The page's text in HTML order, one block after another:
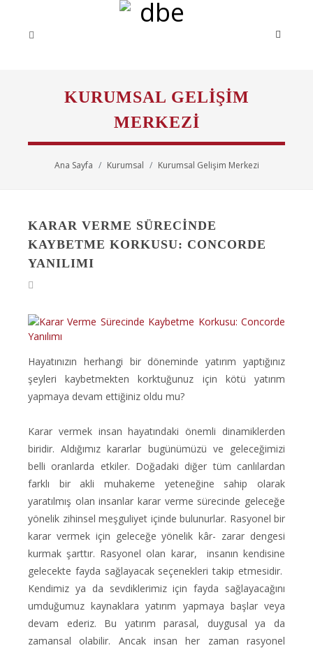
KURUMSAL GELIŞIM
MERKEZI
Ana Sayfa Kurumsal Kurumsal Gelişim Merkezi
KARAR VERME SÜRECINDE
KAYBETME KORKUSU: CONCORDE
YANILIMI
Hayatınızın herhangi bir döneminde yatırım yaptığınız
şeyleri kaybetmekten korktuğunuz için kötü yatırım
yapmaya devam ettiğiniz oldu mu?
Karar vermek insan hayatındaki önemli dinamiklerden
biridir. Aldığımız kararlar bugünümüzü ve geleceğimizi
belli oranlarda etkiler. Doğadaki diğer tüm canlılardan
farklı bir akli muhakeme yeteneğine sahip olarak
yaratılmış olan insanlar karar verme sürecinde geleceğe
yönelik zihinsel meşguliyet içinde bulunurlar. Rasyonel bir
karar vermek için geleceğe yönelik kâr- zarar dengesi
kurmak şarttır. Rasyonel olan karar,
insanın kendisine
gelecekte fayda sağlayacak seçenekleri takip etmesidir.
Kendimiz ya da sevdiklerimiz için fayda sağlayacağını
umduğumuz kaynaklara yatırım yapmaya başlar veya
devam ederiz. Bu yatırım parasal, duygusal ya da
zamansal olabilir. Ancak insan her zaman rasyonel